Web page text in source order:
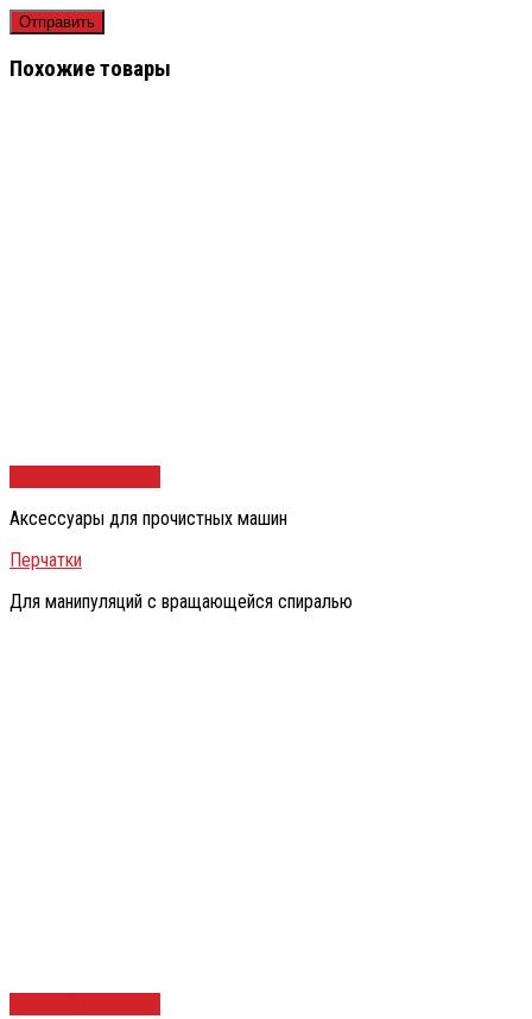
Похожие товары
Аксессуары для прочистных машин
Перчатки
Для манипуляций с вращающейся спиралью